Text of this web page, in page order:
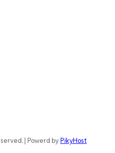
| Powerd byPikyHost